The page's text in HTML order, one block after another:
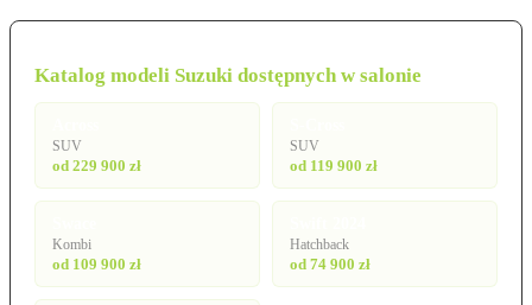
Katalog modeli Suzuki dostępnych w salonie
SUV
od 229 900 zł
SUV
od 119 900 zł
Kombi
od 109 900 zł
Hatchback
od 74 900 zł